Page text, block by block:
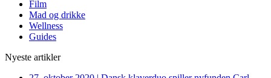
Film
Mad og drikke
Wellness
Guides
Nyeste artikler